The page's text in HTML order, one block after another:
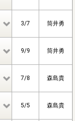
3/7 筒井勇
9/9 筒井勇
7/8 森島貴
5/5 森島貴